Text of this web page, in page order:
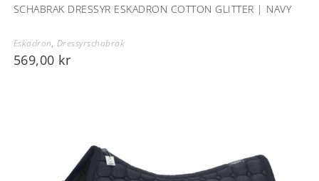
SCHABRAK DRESSYR ESKADRON COTTON GLITTER | NAVY
Eskadron, Dressyrschabrak
569,00 kr